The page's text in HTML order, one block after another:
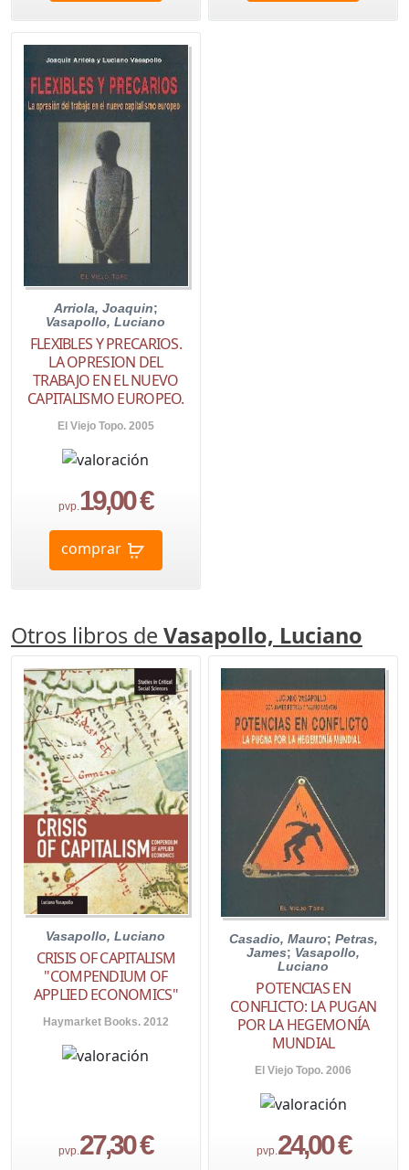
Arriola, Joaquin;
Vasapollo, Luciano
FLEXIBLES Y PRECARIOS.
LA OPRESION DEL
TRABAJO EN EL NUEVO
CAPITALISMO EUROPEO.
El Viejo Topo. 2005
pvp. 19,00 €
comprar
Otros libros de Vasapollo, Luciano
Vasapollo, Luciano
CRISIS OF CAPITALISM
"COMPENDIUM OF
APPLIED ECONOMICS"
Haymarket Books. 2012
pvp.27,30 €
Casadio, Mauro; Petras,
James; Vasapollo,
Luciano
POTENCIAS EN
CONFLICTO: LA PUGAN
POR LA HEGEMONÍA
MUNDIAL
El Viejo Topo. 2006
pvp.24,00 €